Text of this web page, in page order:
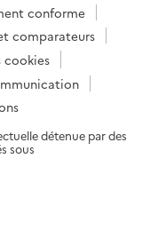
conforme
comparateurs
cookies
détenue par des
sous